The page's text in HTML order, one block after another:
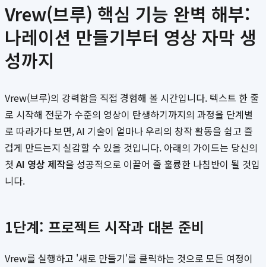
Vrew(브루) 핵심 기능 완벽 해부:
나레이션 만들기부터 영상 자막 생
성까지
Vrew(브루)의 강력함을 직접 경험해 볼 시간입니다. 텍스트 한 줄
로 시작해 전문가 수준의 영상이 탄생하기까지의 과정을 단계별
로 따라가다 보면, AI 기술이 얼마나 우리의 창작 활동을 쉽고 즐
겁게 만드는지 실감할 수 있을 것입니다. 아래의 가이드는 당신의
첫AI 영상 제작을 성공적으로 이끌어 줄 훌륭한 나침반이 될 것입
니다.
1단계: 프로젝트 시작과 대본 준비
Vrew를 실행하고 '새로 만들기'를 클릭하는 것으로 모든 여정이